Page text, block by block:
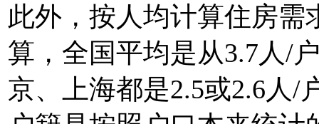
此外，按人均计算住房
算，全国平均是从3.7人/
京、上海都是2.5或2.6人/